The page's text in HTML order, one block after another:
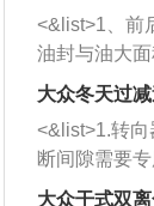
西取出来。
的堵塞，就
洗剂对堵塞的
放在燃油箱
动时，就可
室，最后形
一圈半的练
圈数。
习，这样就
驾驶车辆时
向。
<&list>1、前
油封与油大
和发动机内
逐渐减弱，
活塞间隙过
的间隙扩大
造成烧机油
大众冬天过
<&list>1.转向
断间隙需要
无法制作，
大众干式双